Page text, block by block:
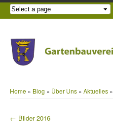
Home» Blog » Über Uns» Aktuelles»
← Bilder 2016